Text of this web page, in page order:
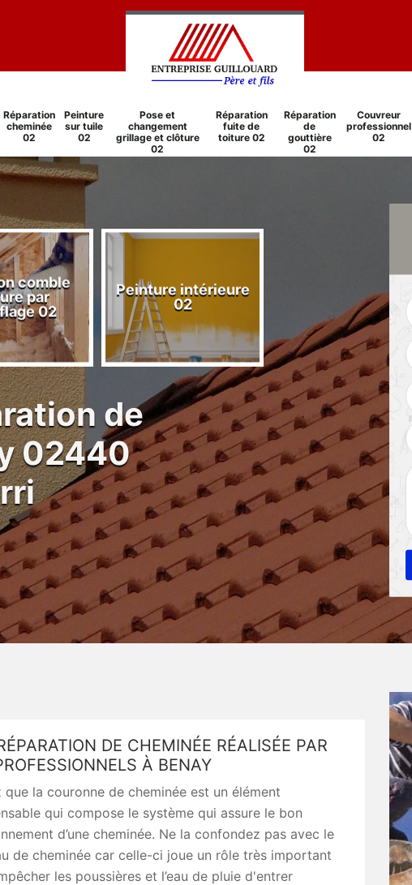
Réparation
cheminée
02
Peinture
sur tuile
02
Pose et
changement
grillage et clôture
02
Réparation
fuite de
toiture 02
Réparation
de
gouttière
02
Couvreur
professionnel
02
comble
par
02
Peinture intérieure
02
Réparation
cheminée 02
de
02440
DE CHEMINÉE RÉALISÉE PAR
À BENAY
que la couronne de cheminée est un élément
qui compose le système qui assure le bon
d’une cheminée. Ne la confondez pas avec le
de cheminée car celle-ci joue un rôle très important
les poussières et l’eau de pluie d'entrer